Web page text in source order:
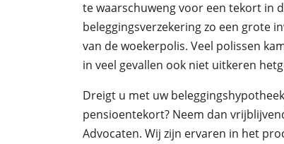
te waarschuweng voor een tekort in
beleggingsverzekering zo een grote
van de woekerpolis. Veel polissen
in veel gevallen ook niet uitkeren
Dreigt u met uw
pensioentekort? Neem dan
Advocaten. Wij zijn ervaren in het